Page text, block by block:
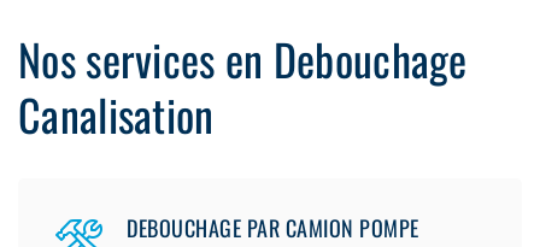
Nos services en Debouchage
Canalisation
DEBOUCHAGE PAR CAMION POMPE